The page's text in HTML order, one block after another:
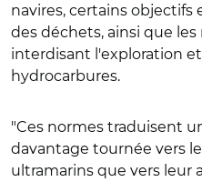
navires, certains objectifs
des déchets, ainsi que les
interdisant l'exploration
hydrocarbures.
"Ces normes traduisent
davantage tournée vers
ultramarins que vers leur